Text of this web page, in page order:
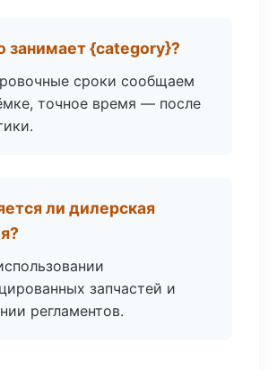
занимает {category}?
сроки сообщаем
точное время — после
ли дилерская
запчастей и
регламентов.